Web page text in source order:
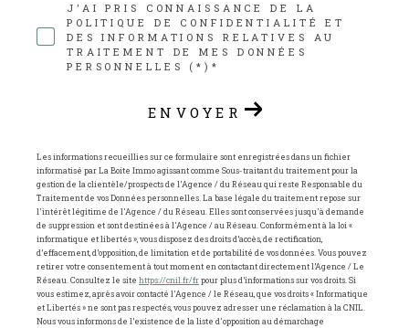
J'AI PRIS CONNAISSANCE DE LA
POLITIQUE DE CONFIDENTIALITÉ ET
DES INFORMATIONS RELATIVES AU
TRAITEMENT DE MES DONNÉES
PERSONNELLES (*)*
ENVOYER
Les informations recueillies sur ce formulaire sont enregistrées dans un fichier
informatisé par La Boite Immo agissant comme Sous-traitant du traitement pour la
gestion de la clientèle/prospects de l'Agence / du Réseau qui reste Responsable du
Traitement de vos Données personnelles. La base légale du traitement repose sur
l'intérêt légitime de l'Agence / du Réseau. Elles sont conservées jusqu'à demande
de suppression et sont destinées à l'Agence / au Réseau. Conformément à la loi «
informatique et libertés », vous disposez des droits d’accès, de rectification,
d’effacement, d’opposition, de limitation et de portabilité de vos données. Vous pouvez
retirer votre consentement à tout moment en contactant directement l’Agence / Le
Réseau. Consultez le site https://cnil.fr/frpour plus d’informations sur vos droits. Si
vous estimez, après avoir contacté l'Agence / le Réseau, que vos droits « Informatique
et Libertés » ne sont pas respectés, vous pouvez adresser une réclamation à la CNIL.
Nous vous informons de l’existence de la liste d'opposition au démarchage